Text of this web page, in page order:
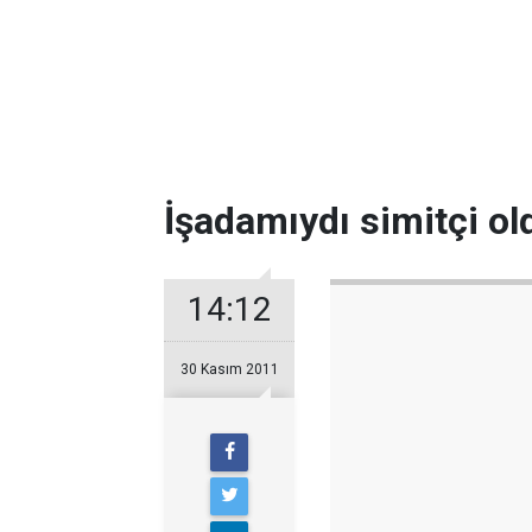
İşadamıydı simitçi
14:12
30 Kasım 2011